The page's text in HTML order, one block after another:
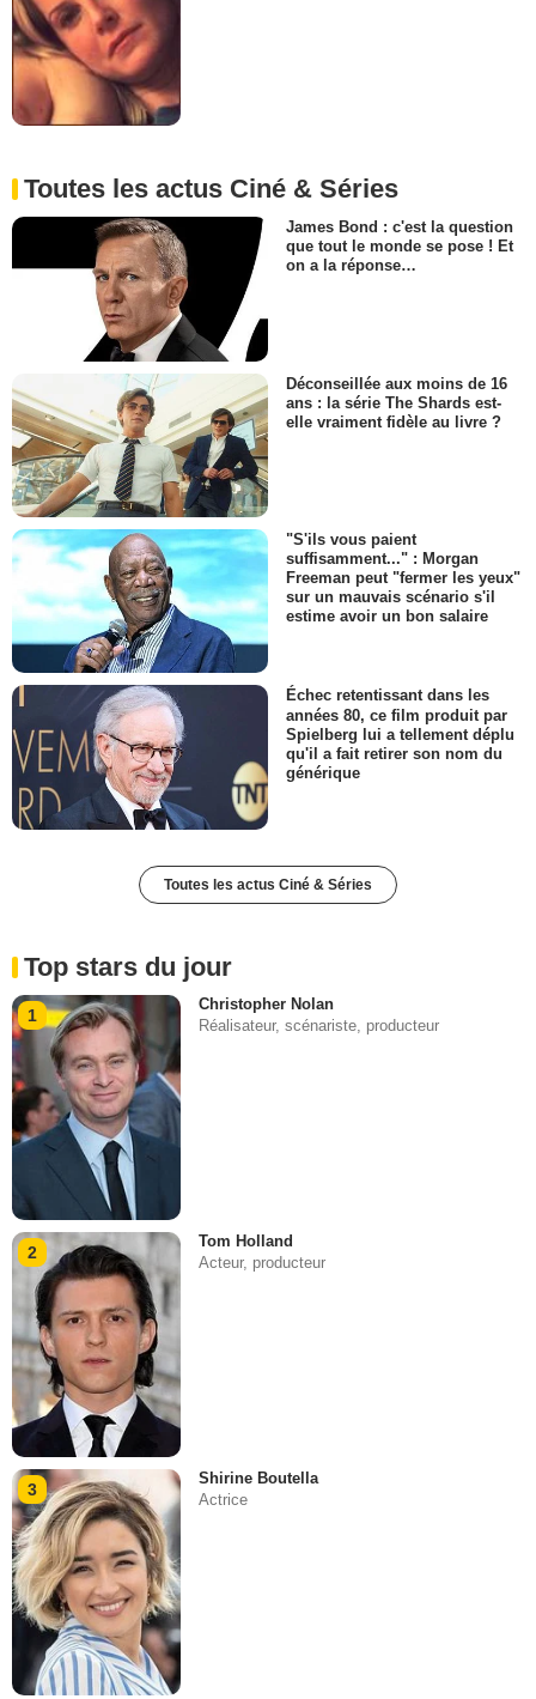
Toutes les actus Ciné & Séries
James Bond : c'est la question
que tout le monde se pose ! Et
on a la réponse…
Déconseillée aux moins de 16
ans : la série The Shards est-
elle vraiment fidèle au livre ?
"S'ils vous paient
suffisamment..." : Morgan
Freeman peut "fermer les yeux"
sur un mauvais scénario s'il
estime avoir un bon salaire
Échec retentissant dans les
années 80, ce film produit par
Spielberg lui a tellement déplu
qu'il a fait retirer son nom du
générique
Toutes les actus Ciné & Séries
Top stars du jour
1
Christopher Nolan
Réalisateur, scénariste, producteur
2
Tom Holland
Acteur, producteur
3
Shirine Boutella
Actrice